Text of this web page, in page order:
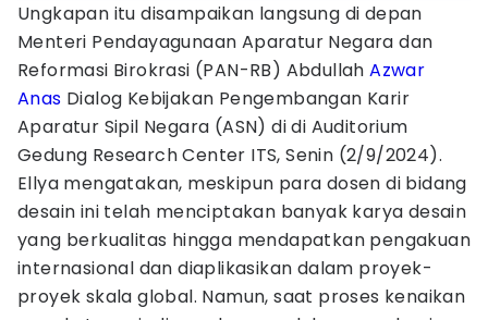
Ungkapan itu disampaikan langsung di depan
Menteri Pendayagunaan Aparatur Negara dan
Reformasi Birokrasi (PAN-RB) AbdullahAzwar
Anas Dialog Kebijakan Pengembangan Karir
Aparatur Sipil Negara (ASN) di di Auditorium
Gedung Research Center ITS, Senin (2/9/2024).
Ellya mengatakan, meskipun para dosen di bidang
desain ini telah menciptakan banyak karya desain
yang berkualitas hingga mendapatkan pengakuan
internasional dan diaplikasikan dalam proyek-
proyek skala global. Namun, saat proses kenaikan